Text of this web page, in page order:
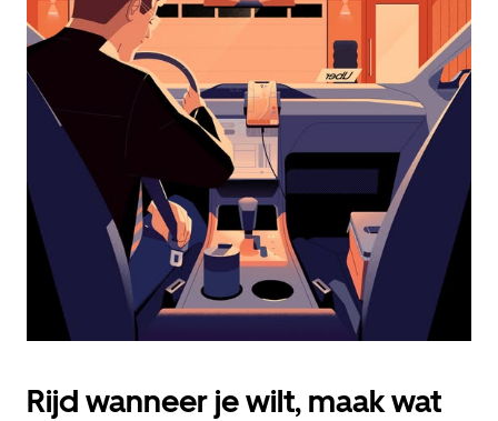
een
datum
te
selecteren.
Druk
Escape
agenda
te
sluiten.
Rijd wanneer je wilt, maak wat